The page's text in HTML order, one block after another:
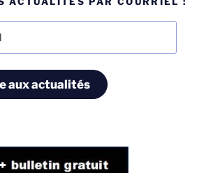
aux actualités